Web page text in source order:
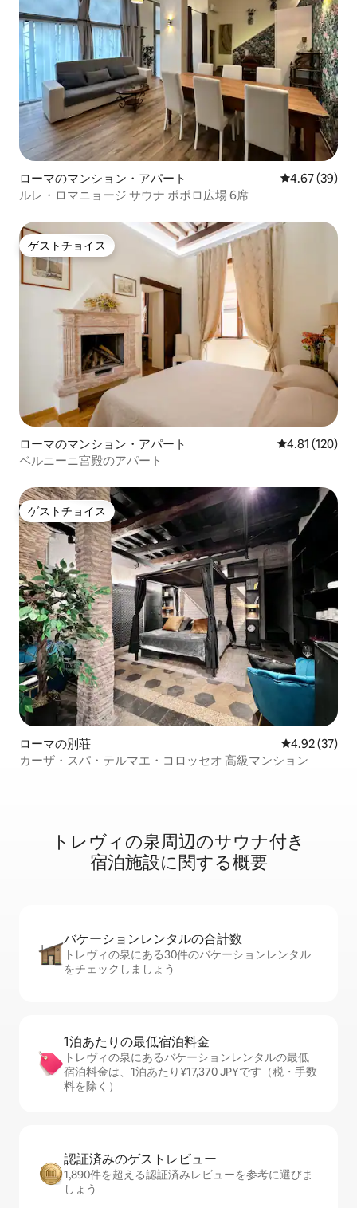
ローマのマンション・アパート レビュー39
4.67 (39)
ルレ・ロマニョージ サウナ ポポロ広場 6席
ゲストチョイス
ゲストチョイス
ローマのマンション・アパート レビュー120
4.81 (120)
ベルニーニ宮殿のアパート
ゲストチョイス
ゲストチョイス
ローマの別荘 レビュー37
4.92 (37)
カーザ・スパ・テルマエ・コロッセオ 高級マンション
トレヴィの泉周辺のサ⁠ウ⁠ナ⁠付⁠き
宿⁠泊⁠施⁠設に関⁠す⁠る概⁠要
バケーションレ⁠ン⁠タ⁠ル⁠の合⁠計⁠数
トレヴィの泉にある30件のバケーションレンタル
をチェックしましょう
1泊あたりの最⁠低⁠宿⁠泊⁠料⁠金
トレヴィの泉にあるバケーションレンタルの最低
宿泊料金は、1泊あたり¥17,370 JPYです（税・手数
料を除く）
認証済みのゲ⁠ス⁠ト⁠レ⁠ビ⁠ュ⁠ー
1,890件を超える認証済みレビューを参考に選びま
しょう